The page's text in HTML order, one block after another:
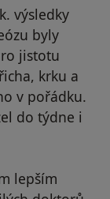
výsledky
byly
jistotu
krku a
v pořádku.
do týdne i
lepším